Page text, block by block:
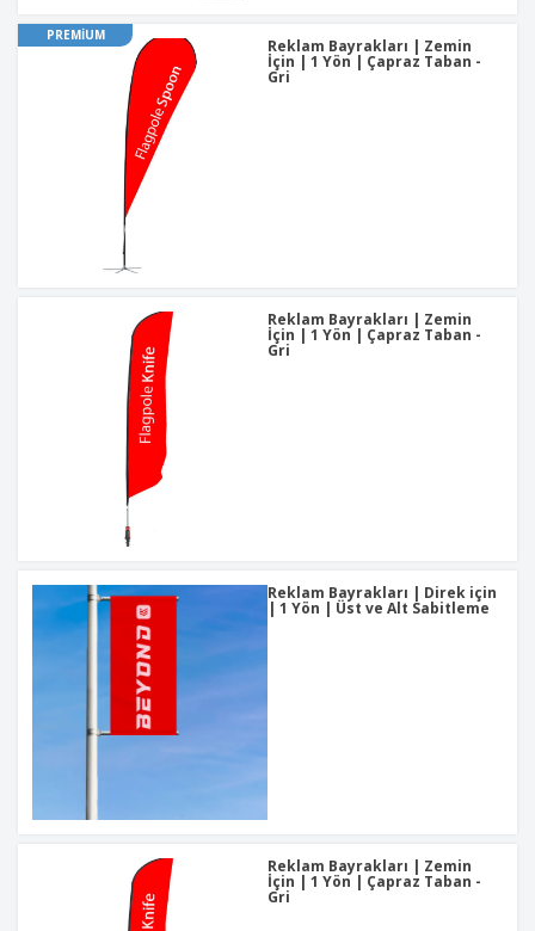
PREMIUM
Reklam Bayrakları | Zemin
İçin | 1 Yön | Çapraz Taban -
Gri
Reklam Bayrakları | Zemin
İçin | 1 Yön | Çapraz Taban -
Gri
Reklam Bayrakları | Direk için
| 1 Yön | Üst ve Alt Sabitleme
Reklam Bayrakları | Zemin
İçin | 1 Yön | Çapraz Taban -
Gri